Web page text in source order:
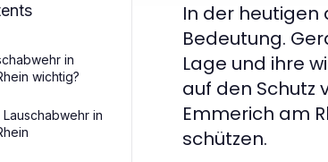
in
wichtig?
in
In der heutigen
Bedeutung.
Lage und ihre
auf den Schutz
Emmerich am
schützen.